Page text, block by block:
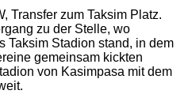
Transfer zum Taksim Platz.
zu der Stelle, wo
Taksim Stadion stand, in dem
gemeinsam kickten
von Kasimpasa mit dem